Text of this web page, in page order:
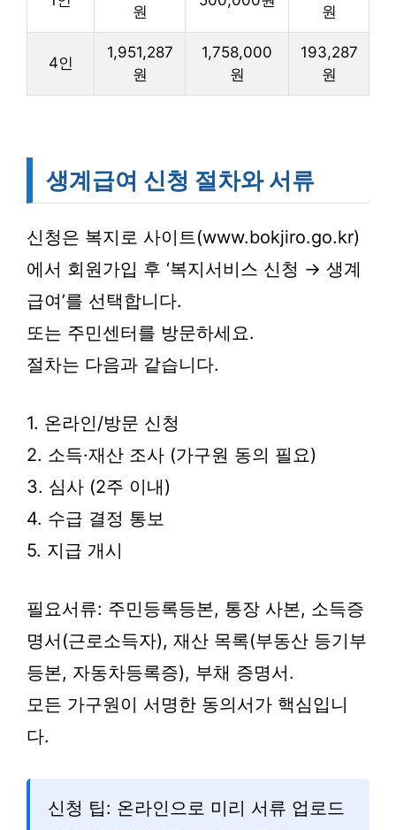
원 원
4인
1,951,287
원
1,758,000
원
193,287
원
생계급여 신청 절차와 서류
신청은 복지로 사이트(www.bokjiro.go.kr)
에서 회원가입 후 ‘복지서비스 신청 → 생계
급여’를 선택합니다.
또는 주민센터를 방문하세요.
절차는 다음과 같습니다.
1. 온라인/방문 신청
2. 소득·재산 조사 (가구원 동의 필요)
3. 심사 (2주 이내)
4. 수급 결정 통보
5. 지급 개시
필요서류: 주민등록등본, 통장 사본, 소득증
명서(근로소득자), 재산 목록(부동산 등기부
등본, 자동차등록증), 부채 증명서.
모든 가구원이 서명한 동의서가 핵심입니
다.
신청 팁: 온라인으로 미리 서류 업로드